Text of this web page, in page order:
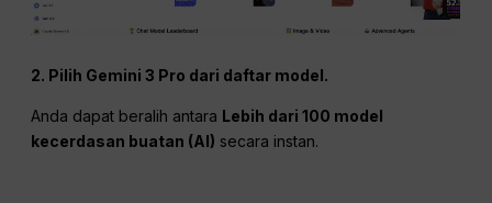
2. Pilih Gemini 3 Pro dari daftar model.
Anda dapat beralih antara Lebih dari 100 model
kecerdasan buatan (AI) secara instan.